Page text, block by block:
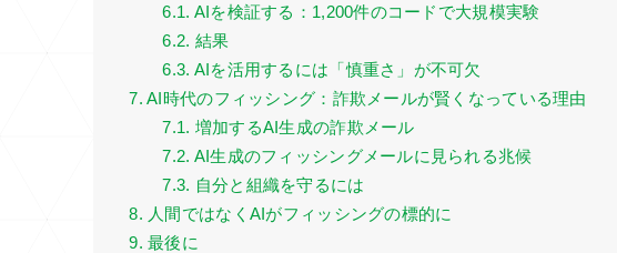
6.1. AIを検証する：1,200件のコードで大規模実験
6.2. 結果
6.3. AIを活用するには「慎重さ」が不可欠
7. AI時代のフィッシング：詐欺メールが賢くなっている理由
7.1. 増加するAI生成の詐欺メール
7.2. AI生成のフィッシングメールに見られる兆候
7.3. 自分と組織を守るには
8. 人間ではなくAIがフィッシングの標的に
9. 最後に